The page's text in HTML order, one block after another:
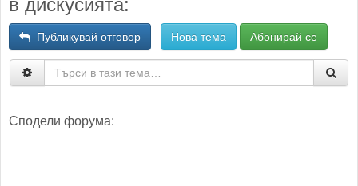
Публикувай отговор Нова тема Абонирай се
Сподели форума: